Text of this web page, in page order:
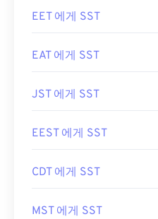
EET 에게 SST
EAT 에게 SST
JST 에게 SST
EEST 에게 SST
CDT 에게 SST
MST 에게 SST